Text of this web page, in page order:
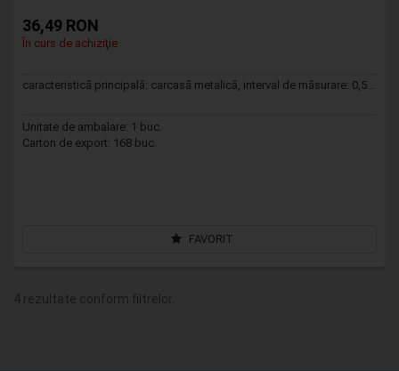
36,49 RON
În curs de achiziţie
caracteristică principală: carcasă metalică, interval de măsurare: 0,5...
Unitate de ambalare: 1 buc.
Carton de export: 168 buc.
FAVORIT
4 rezultate conform filtrelor.